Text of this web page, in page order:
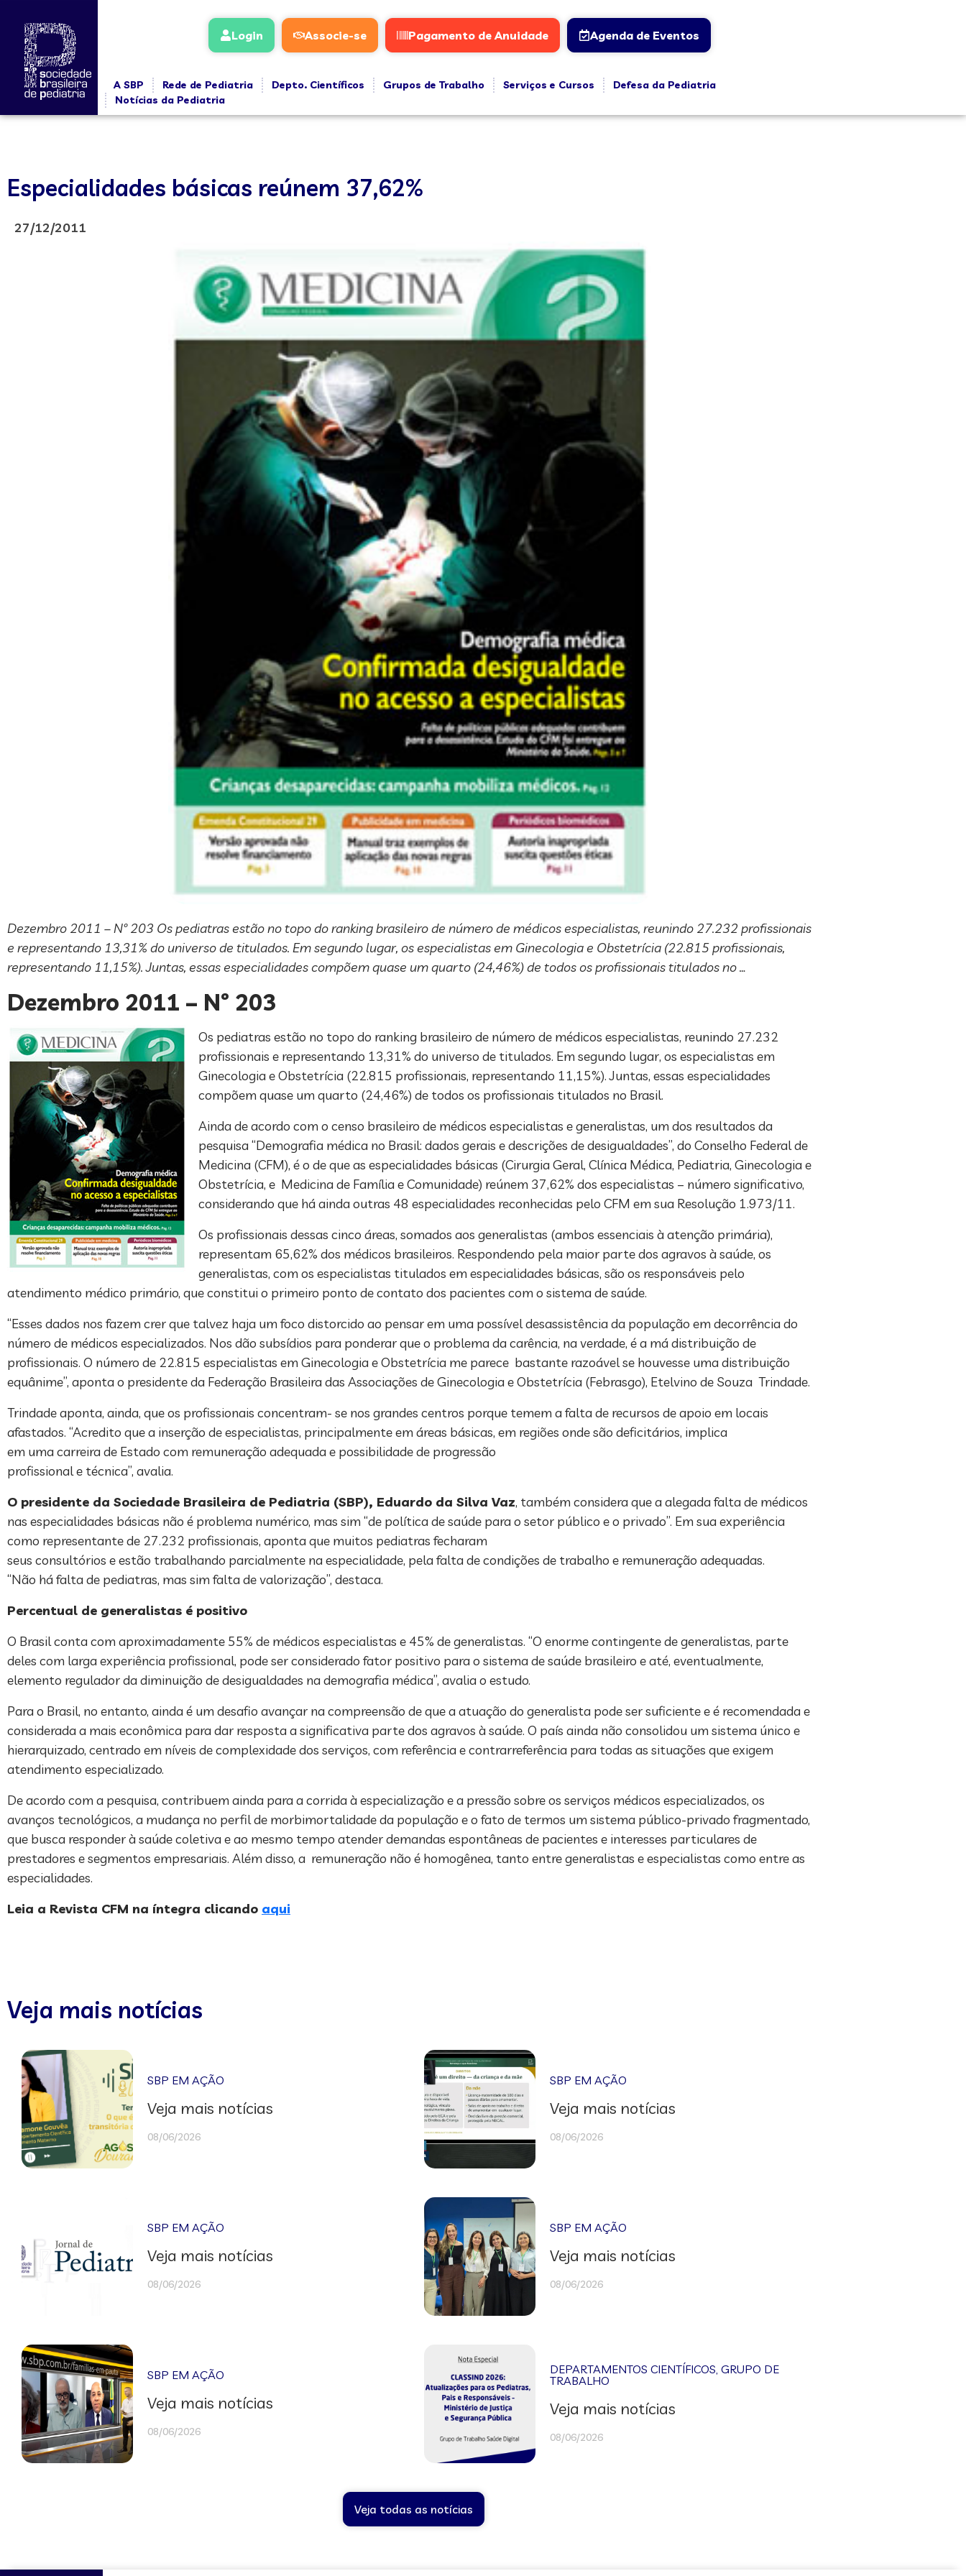
Login Associe-se Pagamento de Anuidade Agenda de Eventos
A SBP Rede de Pediatria Depto. Científicos Grupos de Trabalho Serviços e Cursos
Defesa da Pediatria
Notícias da Pediatria
Especialidades básicas reúnem 37,62%
27/12/2011
Dezembro 2011 – Nº 203 Os pediatras estão no topo do ranking brasileiro de número de médicos especialistas, reunindo 27.232 profissionais
e representando 13,31% do universo de titulados. Em segundo lugar, os especialistas em Ginecologia e Obstetrícia (22.815 profissionais,
representando 11,15%). Juntas, essas especialidades compõem quase um quarto (24,46%) de todos os profissionais titulados no …
Dezembro 2011 – Nº 203
Os pediatras estão no topo do ranking brasileiro de número de médicos especialistas, reunindo 27.232
profissionais e representando 13,31% do universo de titulados. Em segundo lugar, os especialistas em
Ginecologia e Obstetrícia (22.815 profissionais, representando 11,15%). Juntas, essas especialidades
compõem quase um quarto (24,46%) de todos os profissionais titulados no Brasil.
Ainda de acordo com o censo brasileiro de médicos especialistas e generalistas, um dos resultados da
pesquisa “Demografia médica no Brasil: dados gerais e descrições de desigualdades”, do Conselho Federal de
Medicina (CFM), é o de que as especialidades básicas (Cirurgia Geral, Clínica Médica, Pediatria, Ginecologia e
Obstetrícia, e Medicina de Família e Comunidade) reúnem 37,62% dos especialistas – número significativo,
considerando que há ainda outras 48 especialidades reconhecidas pelo CFM em sua Resolução 1.973/11.
Os profissionais dessas cinco áreas, somados aos generalistas (ambos essenciais à atenção primária),
representam 65,62% dos médicos brasileiros. Respondendo pela maior parte dos agravos à saúde, os
generalistas, com os especialistas titulados em especialidades básicas, são os responsáveis pelo
atendimento médico primário, que constitui o primeiro ponto de contato dos pacientes com o sistema de saúde.
“Esses dados nos fazem crer que talvez haja um foco distorcido ao pensar em uma possível desassistência da população em decorrência do
número de médicos especializados. Nos dão subsídios para ponderar que o problema da carência, na verdade, é a má distribuição de
profissionais. O número de 22.815 especialistas em Ginecologia e Obstetrícia me parece bastante razoável se houvesse uma distribuição
equânime”, aponta o presidente da Federação Brasileira das Associações de Ginecologia e Obstetrícia (Febrasgo), Etelvino de Souza Trindade.
Trindade aponta, ainda, que os profissionais concentram- se nos grandes centros porque temem a falta de recursos de apoio em locais
afastados. “Acredito que a inserção de especialistas, principalmente em áreas básicas, em regiões onde são deficitários, implica
em uma carreira de Estado com remuneração adequada e possibilidade de progressão
profissional e técnica”, avalia.
O presidente da Sociedade Brasileira de Pediatria (SBP), Eduardo da Silva Vaz, também considera que a alegada falta de médicos
nas especialidades básicas não é problema numérico, mas sim “de política de saúde para o setor público e o privado”. Em sua experiência
como representante de 27.232 profissionais, aponta que muitos pediatras fecharam
seus consultórios e estão trabalhando parcialmente na especialidade, pela falta de condições de trabalho e remuneração adequadas.
“Não há falta de pediatras, mas sim falta de valorização”, destaca.
Percentual de generalistas é positivo
O Brasil conta com aproximadamente 55% de médicos especialistas e 45% de generalistas. “O enorme contingente de generalistas, parte
deles com larga experiência profissional, pode ser considerado fator positivo para o sistema de saúde brasileiro e até, eventualmente,
elemento regulador da diminuição de desigualdades na demografia médica”, avalia o estudo.
Para o Brasil, no entanto, ainda é um desafio avançar na compreensão de que a atuação do generalista pode ser suficiente e é recomendada e
considerada a mais econômica para dar resposta a significativa parte dos agravos à saúde. O país ainda não consolidou um sistema único e
hierarquizado, centrado em níveis de complexidade dos serviços, com referência e contrarreferência para todas as situações que exigem
atendimento especializado.
De acordo com a pesquisa, contribuem ainda para a corrida à especialização e a pressão sobre os serviços médicos especializados, os
avanços tecnológicos, a mudança no perfil de morbimortalidade da população e o fato de termos um sistema público-privado fragmentado,
que busca responder à saúde coletiva e ao mesmo tempo atender demandas espontâneas de pacientes e interesses particulares de
prestadores e segmentos empresariais. Além disso, a remuneração não é homogênea, tanto entre generalistas e especialistas como entre as
especialidades.
Leia a Revista CFM na íntegra clicando aqui
Veja mais notícias
SBP EM AÇÃO
Veja mais notícias
08/06/2026
SBP EM AÇÃO
Veja mais notícias
08/06/2026
SBP EM AÇÃO
Veja mais notícias
08/06/2026
SBP EM AÇÃO
Veja mais notícias
08/06/2026
SBP EM AÇÃO
Veja mais notícias
08/06/2026
DEPARTAMENTOS CIENTÍFICOS ,GRUPO DE
TRABALHO
Veja mais notícias
08/06/2026
Veja todas as notícias